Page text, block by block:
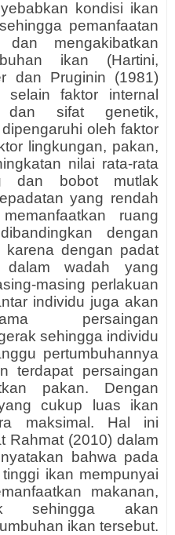
kondisi ikan
pemanfaatan
mengakibatkan
ikan (Hartini,
dan Pruginin (1981)
selain faktor internal
sifat genetik,
oleh faktor
lingkungan, pakan,
nilai rata-rata
dan bobot mutlak
yang rendah
ruang
dengan
karena dengan padat
wadah yang
masing perlakuan
individu juga akan
persaingan
sehingga individu
pertumbuhannya
terdapat persaingan
pakan. Dengan
cukup luas ikan
maksimal. Hal ini
Rahmat (2010) dalam
bahwa pada
ikan mempunyai
makanan,
sehingga akan
ikan tersebut.